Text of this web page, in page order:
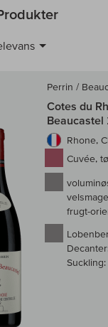
Perrin /
Cotes du
Beaucastel
Rhone,
Cuvée,
frugt-
Suckling: